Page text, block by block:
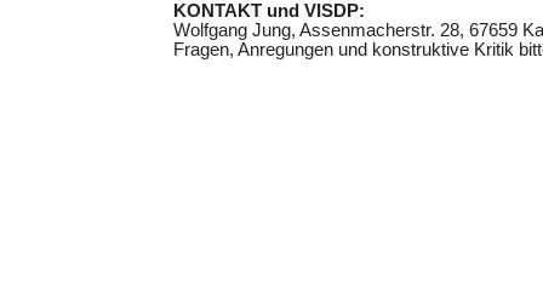
KONTAKT und VISDP:
Wolfgang Jung, Assenmacherstr. 28, 67659
Fragen, Anregungen und konstruktive Kritik